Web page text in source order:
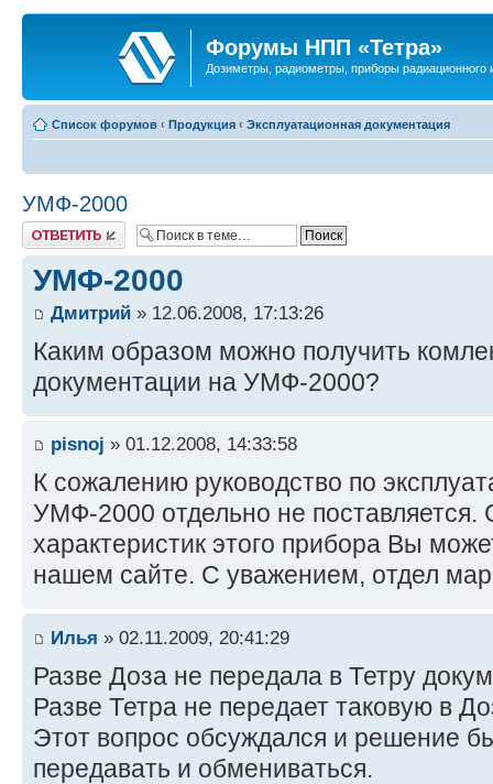
Форумы НПП «Тетра»
Дозиметры, радиометры, приборы радиационного
Список форумов ‹ Продукция ‹ Эксплуатационная документация
УМФ-2000
Ответить
УМФ-2000
Дмитрий » 12.06.2008, 17:13:26
Каким образом можно получить
документации на УМФ-2000?
pisnoj » 01.12.2008, 14:33:58
К сожалению руководство по
УМФ-2000 отдельно не
характеристик этого прибора Вы
нашем сайте. С уважением, отдел
Илья » 02.11.2009, 20:41:29
Разве Доза не передала в Тетру
Разве Тетра не передает таковую в
Этот вопрос обсуждался и решение
передавать и обмениваться.